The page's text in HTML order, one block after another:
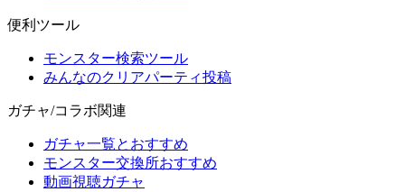
便利ツール
モンスター検索ツール
みんなのクリアパーティ投稿
ガチャ/コラボ関連
ガチャ一覧とおすすめ
モンスター交換所おすすめ
動画視聴ガチャ